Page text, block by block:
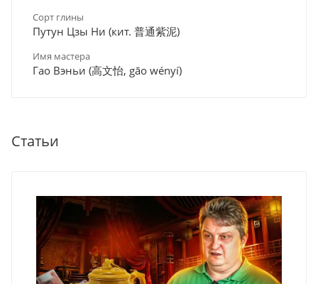
Сорт глины
Путун Цзы Ни (кит. 普通紫泥)
Имя мастера
Гао Вэньи (高文怡, gāo wényí)
Статьи